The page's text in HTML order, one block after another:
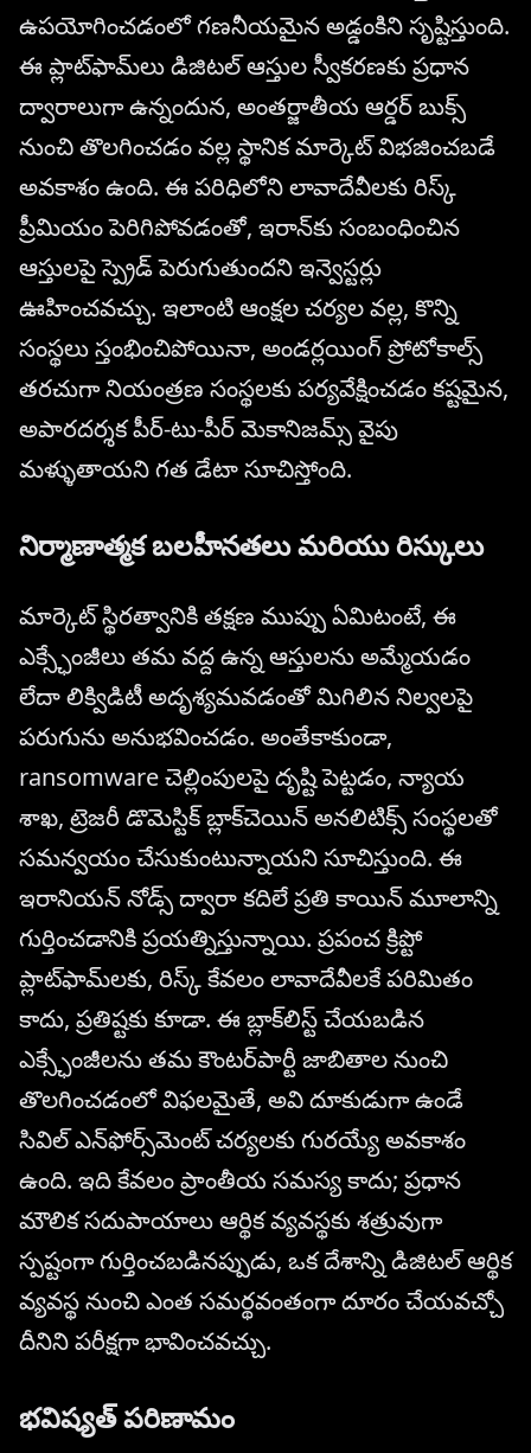
ఉపయోగించడంలో గణనీయమైన అడ్డంకిని సృష్టిస్తుంది.
ఈ ప్లాట్‌ఫామ్‌లు డిజిటల్ ఆస్తుల స్వీకరణకు ప్రధాన
ద్వారాలుగా ఉన్నందున, అంతర్జాతీయ ఆర్డర్ బుక్స్
నుంచి తొలగించడం వల్ల స్థానిక మార్కెట్ విభజించబడే
అవకాశం ఉంది. ఈ పరిధిలోని లావాదేవీలకు రిస్క్
ప్రీమియం పెరిగిపోవడంతో, ఇరాన్‌కు సంబంధించిన
ఆస్తులపై స్ప్రెడ్ పెరుగుతుందని ఇన్వెస్టర్లు
ఊహించవచ్చు. ఇలాంటి ఆంక్షల చర్యల వల్ల, కొన్ని
సంస్థలు స్తంభించిపోయినా, అండర్లయింగ్ ప్రోటోకాల్స్
తరచుగా నియంత్రణ సంస్థలకు పర్యవేక్షించడం కష్టమైన,
అపారదర్శక పీర్-టు-పీర్ మెకానిజమ్స్ వైపు
మళ్ళుతాయని గత డేటా సూచిస్తోంది.
నిర్మాణాత్మక బలహీనతలు మరియు రిస్కులు
మార్కెట్ స్థిరత్వానికి తక్షణ ముప్పు ఏమిటంటే, ఈ
ఎక్స్ఛేంజీలు తమ వద్ద ఉన్న ఆస్తులను అమ్మేయడం
లేదా లిక్విడిటీ అదృశ్యమవడంతో మిగిలిన నిల్వలపై
పరుగును అనుభవించడం. అంతేకాకుండా,
ransomware చెల్లింపులపై దృష్టి పెట్టడం, న్యాయ
శాఖ, ట్రెజరీ డొమెస్టిక్ బ్లాక్‌చెయిన్ అనలిటిక్స్ సంస్థలతో
సమన్వయం చేసుకుంటున్నాయని సూచిస్తుంది. ఈ
ఇరానియన్ నోడ్స్ ద్వారా కదిలే ప్రతి కాయిన్ మూలాన్ని
గుర్తించడానికి ప్రయత్నిస్తున్నాయి. ప్రపంచ క్రిప్టో
ప్లాట్‌ఫామ్‌లకు, రిస్క్ కేవలం లావాదేవీలకే పరిమితం
కాదు, ప్రతిష్టకు కూడా. ఈ బ్లాక్‌లిస్ట్ చేయబడిన
ఎక్స్ఛేంజీలను తమ కౌంటర్‌పార్టీ జాబితాల నుంచి
తొలగించడంలో విఫలమైతే, అవి దూకుడుగా ఉండే
సివిల్ ఎన్‌ఫోర్స్‌మెంట్ చర్యలకు గురయ్యే అవకాశం
ఉంది. ఇది కేవలం ప్రాంతీయ సమస్య కాదు; ప్రధాన
మౌలిక సదుపాయాలు ఆర్థిక వ్యవస్థకు శత్రువుగా
స్పష్టంగా గుర్తించబడినప్పుడు, ఒక దేశాన్ని డిజిటల్ ఆర్థిక
వ్యవస్థ నుంచి ఎంత సమర్థవంతంగా దూరం చేయవచ్చో
దీనిని పరీక్షగా భావించవచ్చు.
భవిష్యత్ పరిణామం